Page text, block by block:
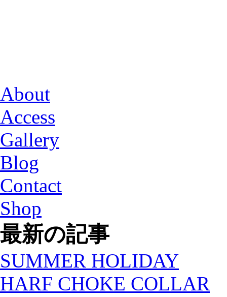
About
Access
Gallery
Blog
Contact
Shop
最新の記事
SUMMER HOLIDAY
HARF CHOKE COLLAR